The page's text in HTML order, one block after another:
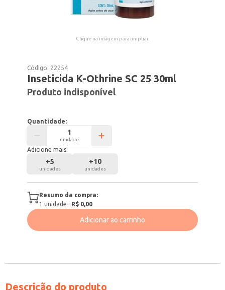
Clique na imagem para ampliar.
Código: 22254
Inseticida K-Othrine SC 25 30ml
Produto indisponível
Quantidade:
unidade
Adicione mais:
+5
unidades
+10
unidades
Resumo da compra:
1 unidade · R$ 0,00
Adicionar ao carrinho
Descrição do produto